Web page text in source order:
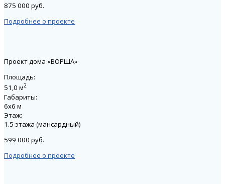
875 000 руб.
Подробнее о проекте
Проект дома «ВОРША»
Площадь:
51,0 м2
Габариты:
6х6 м
Этаж:
1.5 этажа (мансардный)
599 000 руб.
Подробнее о проекте